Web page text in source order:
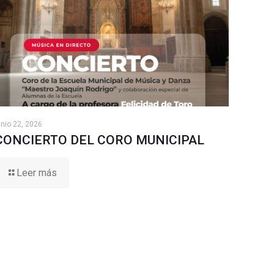
22, 2026
DEL CORO MUNICIPAL
Leer más